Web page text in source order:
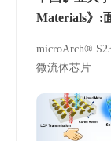
Materials》:
microArch®
微流体芯片